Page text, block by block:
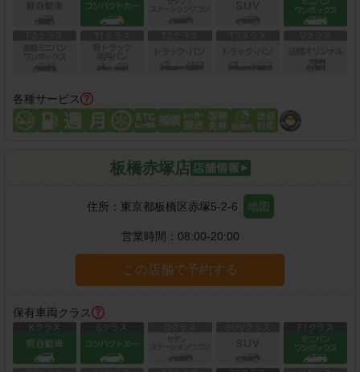
各種サービス
板橋赤塚店
住所： 東京都板橋区赤塚5-2-6 地図
営業時間： 08:00-20:00
この店舗で予約する
保有車両クラス